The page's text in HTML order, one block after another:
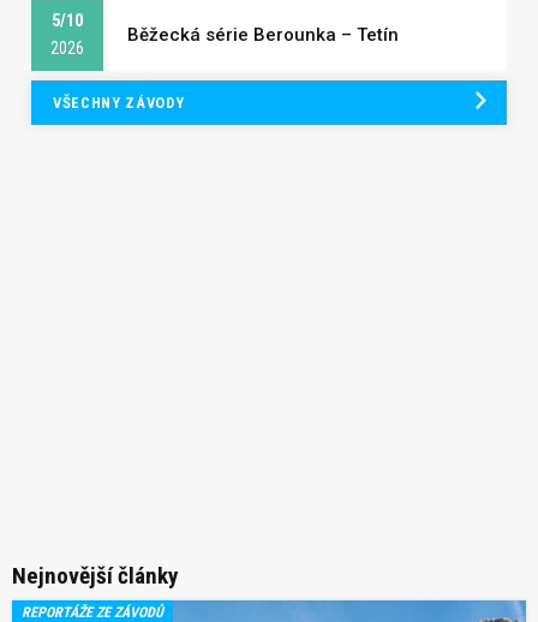
5/10
2026
Běžecká série Berounka – Tetín
VŠECHNY ZÁVODY
Nejnovější články
REPORTÁŽE ZE ZÁVODŮ